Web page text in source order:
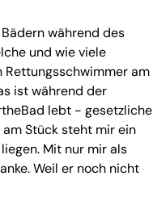
während des
und wie viele
Rettungsschwimmer am
ist während der
lebt - gesetzliche
Stück steht mir ein
Mit nur mir als
Weil er noch nicht